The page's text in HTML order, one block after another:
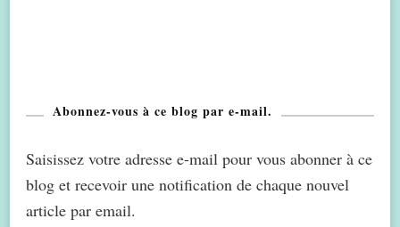
Abonnez-vous à ce blog par e-mail.
Saisissez votre adresse e-mail pour vous abonner à ce
blog et recevoir une notification de chaque nouvel
article par email.